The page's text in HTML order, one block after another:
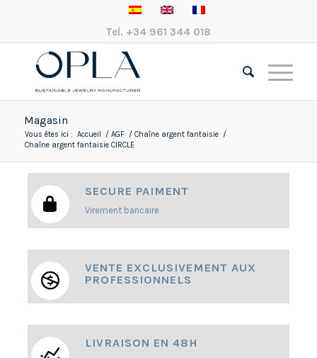
Tel. +34 961 344 018
Magasin
Vous êtes ici : Accueil / AGF / Chaîne argent fantaisie /
Chaîne argent fantaisie CIRCLE
SECURE PAIMENT
Virement bancaire
VENTE EXCLUSIVEMENT AUX
PROFESSIONNELS
LIVRAISON EN 48H